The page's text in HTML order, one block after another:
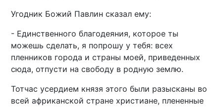
Угодник Божий Павлин сказал ему:
- Единственного благодеяния, которое ты
можешь сделать, я попрошу у тебя: всех
пленников города и страны моей, приведенных
сюда, отпусти на свободу в родную землю.
Тотчас усердием князя этого были разысканы во
всей африканской стране христиане, плененные